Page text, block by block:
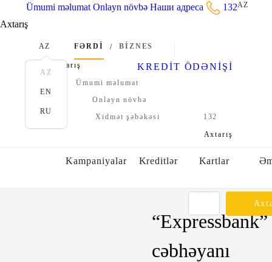
Ümumi məlumat Onlayn növbə Наши адреса 132AZ
Axtarış
AZ
AZ
EN
RU
FƏRDİ / BİZNES
KREDİT ÖDƏNİŞİ
Axtarış
Ümumi məlumat
Onlayn növbə
Xidmət şəbəkəsi
132
Axtarış
Kampaniyalar Kreditlər Kartlar
“Expressbank”
cəbhəyanı